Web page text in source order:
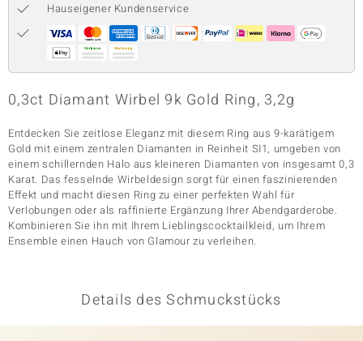
Classics
Hauseigener Kundenservice
0,3ct Diamant Wirbel 9k Gold Ring, 3,2g
Entdecken Sie zeitlose Eleganz mit diesem Ring aus 9-karätigem
Gold mit einem zentralen Diamanten in Reinheit SI1, umgeben von
einem schillernden Halo aus kleineren Diamanten von insgesamt 0,3
Karat. Das fesselnde Wirbeldesign sorgt für einen faszinierenden
Effekt und macht diesen Ring zu einer perfekten Wahl für
Verlobungen oder als raffinierte Ergänzung Ihrer Abendgarderobe.
Kombinieren Sie ihn mit Ihrem Lieblingscocktailkleid, um Ihrem
Ensemble einen Hauch von Glamour zu verleihen.
Details des Schmuckstücks